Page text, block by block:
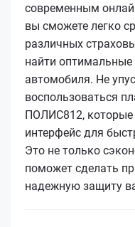
современным
вы сможете легко
различных
найти
автомобиля. Не
воспользоваться
ПОЛИС812,
интерфейс для
Это не только
поможет сделать
надежную защиту